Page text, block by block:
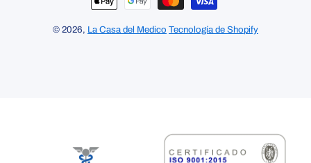
© 2026, La Casa del Medico Tecnología de Shopify